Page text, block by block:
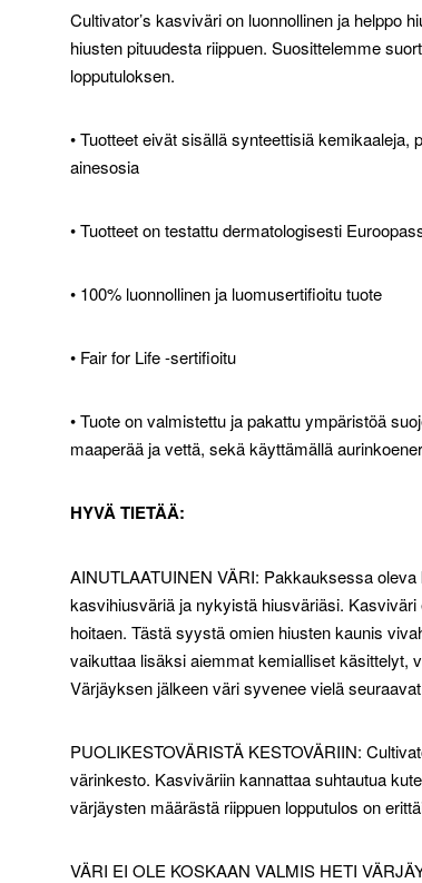
Cultivator’s kasviväri on luonnollinen ja helppo
hiusten pituudesta riippuen. Suosittelemme
lopputuloksen.
• Tuotteet eivät sisällä synteettisiä
ainesosia
• Tuotteet on testattu dermatologisesti
• 100% luonnollinen ja luomusertifioitu tuote
• Fair for Life -sertifioitu
• Tuote on valmistettu ja pakattu ympäristöä
maaperää ja vettä, sekä käyttämällä
HYVÄ TIETÄÄ:
AINUTLAATUINEN VÄRI: Pakkauksessa
kasvihiusväriä ja nykyistä hiusväriäsi.
hoitaen. Tästä syystä omien hiusten kaunis
vaikuttaa lisäksi aiemmat kemialliset käsittelyt,
Värjäyksen jälkeen väri syvenee vielä
PUOLIKESTOVÄRISTÄ KESTOVÄRIIN:
värinkesto. Kasviväriin kannattaa suhtautua
värjäysten määrästä riippuen lopputulos on
VÄRI EI OLE KOSKAAN VALMIS HETI